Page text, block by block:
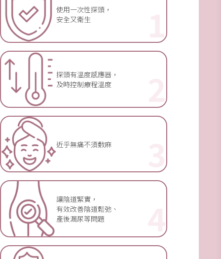
使用一次性探頭，
安全又衛生
1
探頭有溫度感應器，
及時控制療程溫度
2
近乎無痛不須敷麻 3
讓陰道緊實，
有效改善陰道鬆弛、
產後漏尿等問題
4